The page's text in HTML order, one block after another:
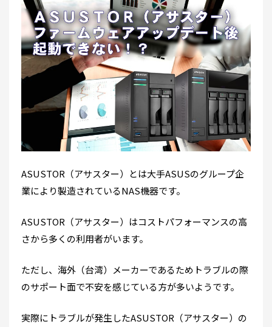
ASUSTOR（アサスター）とは大手ASUSのグループ企
業により製造されているNAS機器です。
ASUSTOR（アサスター）はコストパフォーマンスの高
さから多くの利用者がいます。
ただし、海外（台湾）メーカーであるためトラブルの際
のサポート面で不安を感じている方が多いようです。
実際にトラブルが発生したASUSTOR（アサスター）の